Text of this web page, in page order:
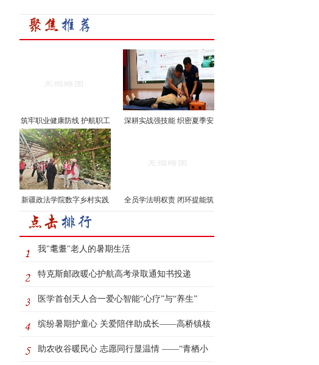
筑牢职业健康防线 护航职工
···
深耕实战强技能 织密夏季安
新疆政法学院数字乡村实践
全员学法明权责 闭环提能筑
我"耄耋"老人的暑期生活
特克斯邮政暖心护航高考录取通知书投递
医学首创天人合一爱心智能“心疗”与“养生”
缤纷暑期护童心 关爱陪伴助成长——高桥镇核
桃村开展暑期儿童关爱···
助农收谷暖民心 志愿同行显温情 ——“青栖小